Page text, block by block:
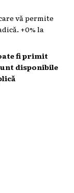
vă permite
+0% la
fi primit
disponibile